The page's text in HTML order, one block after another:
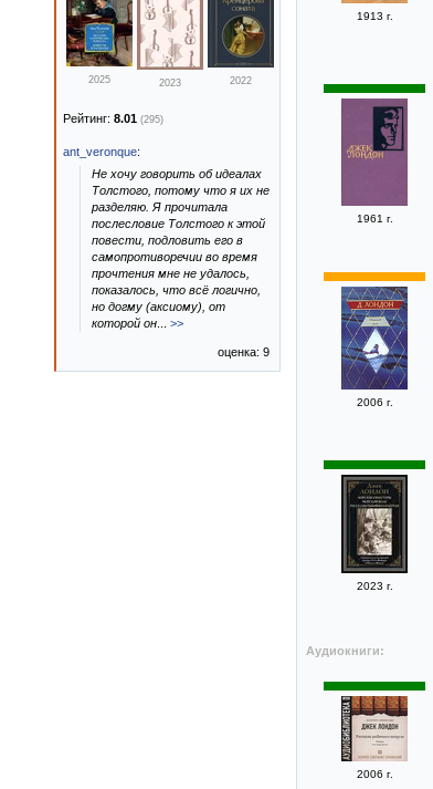
1913 г.
1961 г.
2006 г.
2023 г.
Аудиокниги:
2006 г.
2025 2023 2022
Рейтинг: 8.01 (295)
ant_veronque:
Не хочу говорить об идеалах
Толстого, потому что я их не
разделяю. Я прочитала
послесловие Толстого к этой
повести, подловить его в
самопротиворечии во время
прочтения мне не удалось,
показалось, что всё логично,
но догму (аксиому), от
которой он
>>
оценка: 9